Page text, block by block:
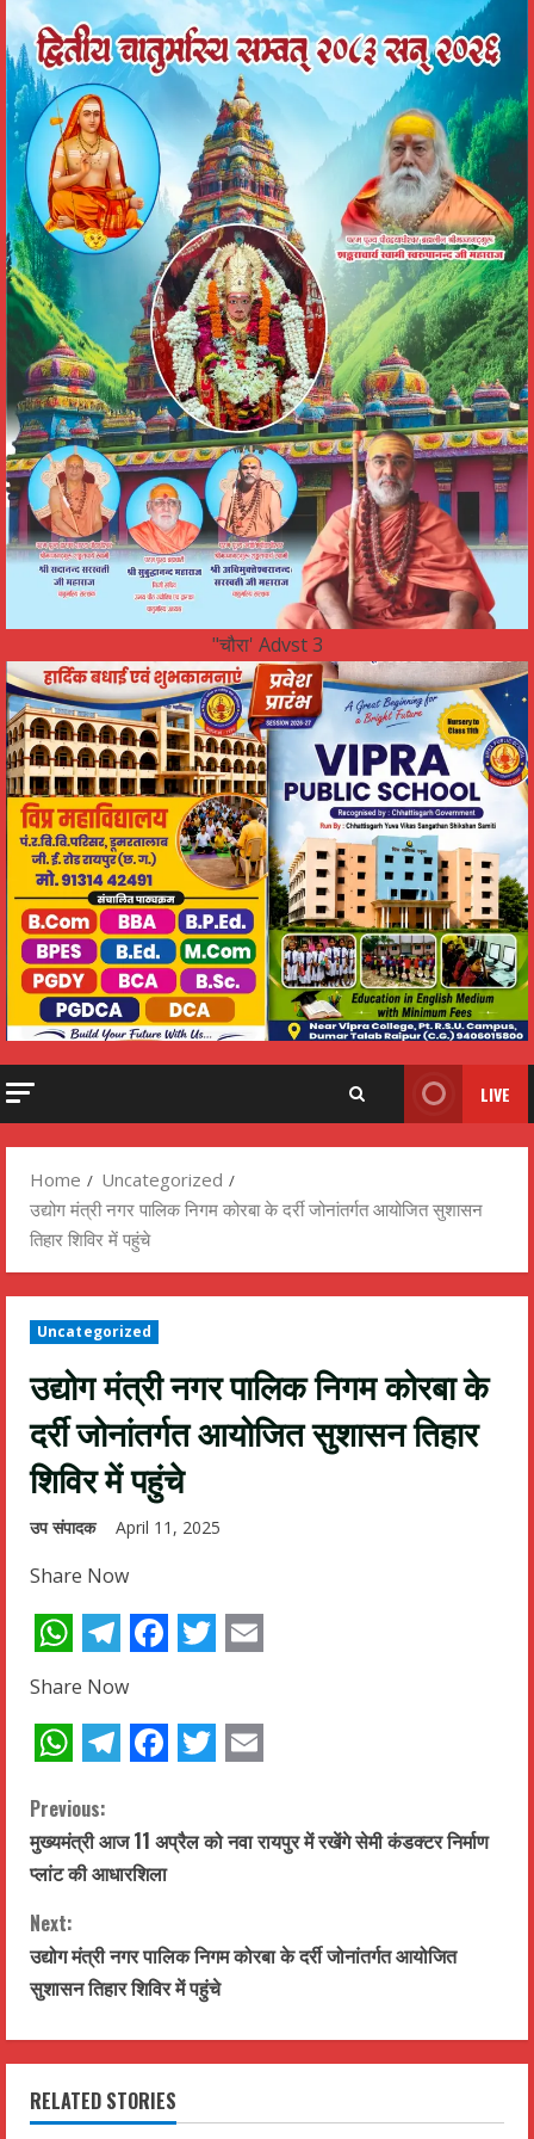
"चौरा' Advst 3
LIVE
Home
Uncategorized
उद्योग मंत्री नगर पालिक निगम कोरबा के दर्री जोनांतर्गत आयोजित सुशासन
तिहार शिविर में पहुंचे
Uncategorized
उद्योग मंत्री नगर पालिक निगम कोरबा के
दर्री जोनांतर्गत आयोजित सुशासन तिहार
शिविर में पहुंचे
उप संपादक April 11, 2025
Share Now
WhatsApp
Telegram
Share Now
C
o
n
t
i
n
u
Previous:
मुख्यमंत्री आज 11 अप्रैल को नवा रायपुर में रखेंगे सेमी कंडक्टर निर्माण
प्लांट की आधारशिला
Next:
उद्योग मंत्री नगर पालिक निगम कोरबा के दर्री जोनांतर्गत आयोजित
सुशासन तिहार शिविर में पहुंचे
RELATED STORIES